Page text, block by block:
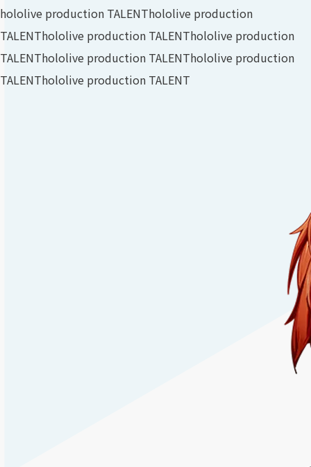
hololive production TALENThololive production
TALENThololive production TALENThololive production
TALENThololive production TALENThololive production
TALENThololive production TALENT